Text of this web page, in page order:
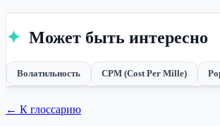
✦ Может быть интересно
Волатильность CPM (Cost Per Mille)
← К глоссарию